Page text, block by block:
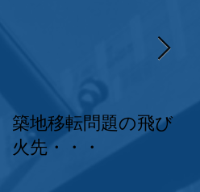
築地移転問題の飛び
火先・・・